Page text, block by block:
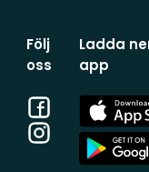
Följ
oss
Facebook
Instagram
Ladda
app
App
Store
App
Store